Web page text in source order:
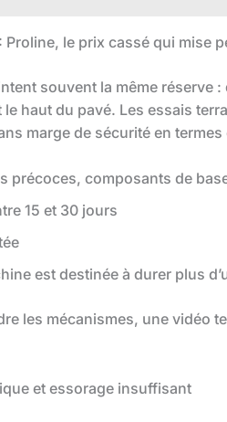
le prix cassé qui mise
souvent la même réserve
haut du pavé. Les essais
marge de sécurité en
précoces, composants de
15 et 30 jours
est destinée à durer plus
les mécanismes, une vidéo
et essorage insuffisant